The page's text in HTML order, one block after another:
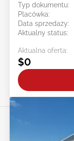
Typ dokumentu:
Placówka:
Data sprzedaży:
Aktualny status:
Aktualna oferta:
$0